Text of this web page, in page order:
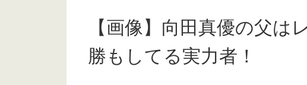
【画像】向田真優の父は
勝もしてる実力者！